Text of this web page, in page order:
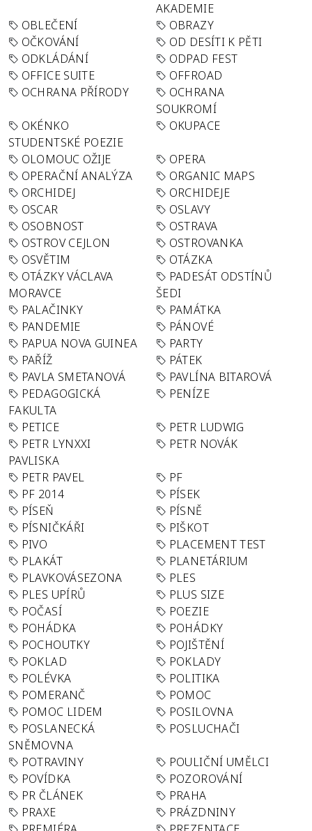
AKADEMIE
OBLEČENÍ
OBRAZY
OČKOVÁNÍ
OD DESÍTI K PĚTI
ODKLÁDÁNÍ
ODPAD FEST
OFFICE SUITE
OFFROAD
OCHRANA PŘÍRODY
OCHRANA
SOUKROMÍ
OKÉNKO
STUDENTSKÉ POEZIE
OKUPACE
OLOMOUC OŽIJE
OPERA
OPERAČNÍ ANALÝZA
ORGANIC MAPS
ORCHIDEJ
ORCHIDEJE
OSCAR
OSLAVY
OSOBNOST
OSTRAVA
OSTROV CEJLON
OSTROVANKA
OSVĚTIM
OTÁZKA
OTÁZKY VÁCLAVA
MORAVCE
PADESÁT ODSTÍNŮ
ŠEDI
PALAČINKY
PAMÁTKA
PANDEMIE
PÁNOVÉ
PAPUA NOVA GUINEA
PARTY
PAŘÍŽ
PÁTEK
PAVLA SMETANOVÁ
PAVLÍNA BITAROVÁ
PEDAGOGICKÁ
FAKULTA
PENÍZE
PETICE
PETR LUDWIG
PETR LYNXXI
PAVLISKA
PETR NOVÁK
PETR PAVEL
PF
PF 2014
PÍSEK
PÍSEŇ
PÍSNĚ
PÍSNIČKÁŘI
PIŠKOT
PIVO
PLACEMENT TEST
PLAKÁT
PLANETÁRIUM
PLAVKOVÁSEZONA
PLES
PLES UPÍRŮ
PLUS SIZE
POČASÍ
POEZIE
POHÁDKA
POHÁDKY
POCHOUTKY
POJIŠTĚNÍ
POKLAD
POKLADY
POLÉVKA
POLITIKA
POMERANČ
POMOC
POMOC LIDEM
POSILOVNA
POSLANECKÁ
SNĚMOVNA
POSLUCHAČI
POTRAVINY
POULIČNÍ UMĚLCI
POVÍDKA
POZOROVÁNÍ
PR ČLÁNEK
PRAHA
PRAXE
PRÁZDNINY